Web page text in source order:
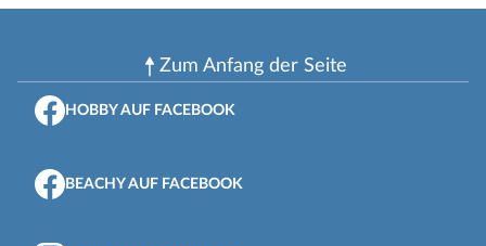
Zum Anfang der Seite
HOBBY AUF FACEBOOK
BEACHY AUF FACEBOOK